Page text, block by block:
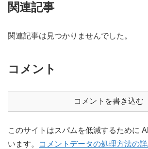
関連記事
関連記事は見つかりませんでした。
コメント
コメントを書き込む
このサイトはスパムを低減するために
います。
コメントデータの処理方法の